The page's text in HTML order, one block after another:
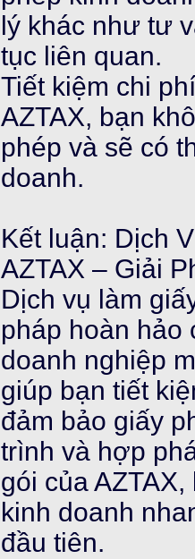
lý khác như tư
tục liên quan.
Tiết kiệm chi
AZTAX, bạn
phép và sẽ có
doanh.
Kết luận: Dịch
AZTAX – Giải
Dịch vụ làm
pháp hoàn hảo
doanh nghiệp
giúp bạn tiết
đảm bảo giấy
trình và hợp
gói của
kinh doanh
đầu tiên.